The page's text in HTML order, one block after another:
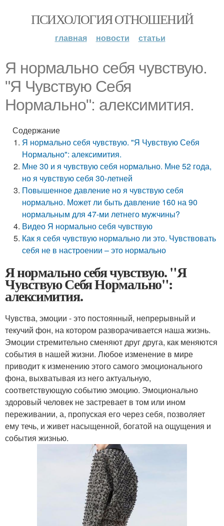
ПСИХОЛОГИЯ ОТНОШЕНИЙ
главная новости статьи
Я нормально себя чувствую.
"Я Чувствую Себя
Нормально": алексимития.
Содержание
Я нормально себя чувствую. "Я Чувствую Себя
Нормально": алексимития.
Мне 30 и я чувствую себя нормально. Мне 52 года,
но я чувствую себя 30-летней
Повышенное давление но я чувствую себя
нормально. Может ли быть давление 160 на 90
нормальным для 47-ми летнего мужчины?
Видео Я нормально себя чувствую
Как я себя чувствую нормально ли это. Чувствовать
себя не в настроении – это нормально
Я нормально себя чувствую. "Я
Чувствую Себя Нормально":
алексимития.
Чувства, эмоции - это постоянный, непрерывный и
текучий фон, на котором разворачивается наша жизнь.
Эмоции стремительно сменяют друг друга, как меняются
события в нашей жизни. Любое изменение в мире
приводит к изменению этого самого эмоционального
фона, выхватывая из него актуальную,
соответствующую событию эмоцию. Эмоционально
здоровый человек не застревает в том или ином
переживании, а, пропуская его через себя, позволяет
ему течь, и живет насыщенной, богатой на ощущения и
события жизнью.